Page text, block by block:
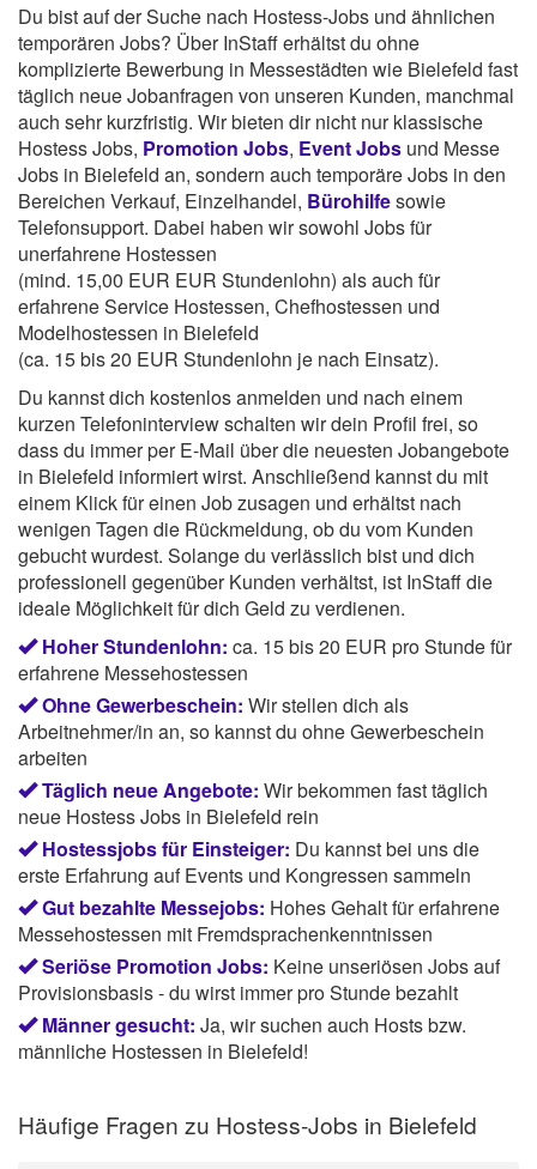
Du bist auf der Suche nach Hostess-Jobs und ähnlichen
temporären Jobs? Über InStaff erhältst du ohne
komplizierte Bewerbung in Messestädten wie Bielefeld fast
täglich neue Jobanfragen von unseren Kunden, manchmal
auch sehr kurzfristig. Wir bieten dir nicht nur klassische
Hostess Jobs, Promotion Jobs, Event Jobs und Messe
Jobs in Bielefeld an, sondern auch temporäre Jobs in den
Bereichen Verkauf, Einzelhandel, Bürohilfesowie
Telefonsupport. Dabei haben wir sowohl Jobs für
unerfahrene Hostessen
(mind. 15,00 EUR EUR Stundenlohn) als auch für
erfahrene Service Hostessen, Chefhostessen und
Modelhostessen in Bielefeld
(ca. 15 bis 20 EUR Stundenlohn je nach Einsatz).
Du kannst dich kostenlos anmelden und nach einem
kurzen Telefoninterview schalten wir dein Profil frei, so
dass du immer per E-Mail über die neuesten Jobangebote
in Bielefeld informiert wirst. Anschließend kannst du mit
einem Klick für einen Job zusagen und erhältst nach
wenigen Tagen die Rückmeldung, ob du vom Kunden
gebucht wurdest. Solange du verlässlich bist und dich
professionell gegenüber Kunden verhältst, ist InStaff die
ideale Möglichkeit für dich Geld zu verdienen.
Hoher Stundenlohn: ca. 15 bis 20 EUR pro Stunde für
erfahrene Messehostessen
Ohne Gewerbeschein: Wir stellen dich als
Arbeitnehmer/in an, so kannst du ohne Gewerbeschein
arbeiten
Täglich neue Angebote: Wir bekommen fast täglich
neue Hostess Jobs in Bielefeld rein
Hostessjobs für Einsteiger: Du kannst bei uns die
erste Erfahrung auf Events und Kongressen sammeln
Gut bezahlte Messejobs: Hohes Gehalt für erfahrene
Messehostessen mit Fremdsprachenkenntnissen
Seriöse Promotion Jobs: Keine unseriösen Jobs auf
Provisionsbasis - du wirst immer pro Stunde bezahlt
Männer gesucht: Ja, wir suchen auch Hosts bzw.
männliche Hostessen in Bielefeld!
Häufige Fragen zu Hostess-Jobs in Bielefeld